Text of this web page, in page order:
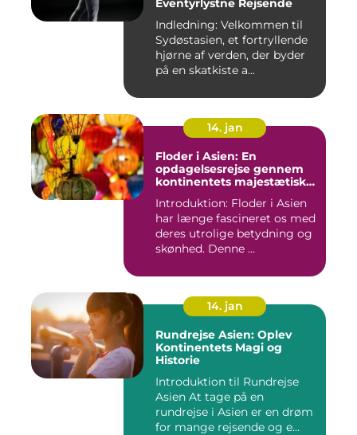
Eventyrlystne Rejsende
Indledning: Velkommen til
Sydøstasien, et fortryllende
hjørne af verden, der byder
på en skatkiste a...
14. jan
Floder i Asien: En
opdagelsesrejse gennem
kontinentets majestætiske
Introduktion: Floder i Asien
har længe fascineret os med
deres utrolige betydning og
skønhed. Denne ...
14. jan
Rundrejse Asien: Oplev
Kontinentets Magi og
Historie
Introduktion til Rundrejse
Asien At tage på en
rundrejse i Asien er en drøm
for mange rejsende og e...